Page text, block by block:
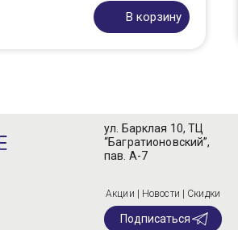
В корзину
ул. Барклая 10, ТЦ
“Багратионовский”,
пав. А-7
Акции | Новости | Скидки
Подписаться